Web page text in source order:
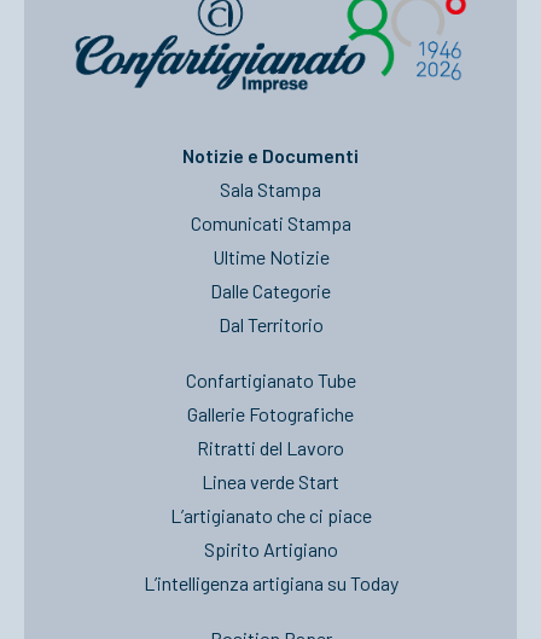
Notizie e Documenti
Sala Stampa
Comunicati Stampa
Ultime Notizie
Dalle Categorie
Dal Territorio
Confartigianato Tube
Gallerie Fotografiche
Ritratti del Lavoro
Linea verde Start
L’artigianato che ci piace
Spirito Artigiano
L’intelligenza artigiana su Today